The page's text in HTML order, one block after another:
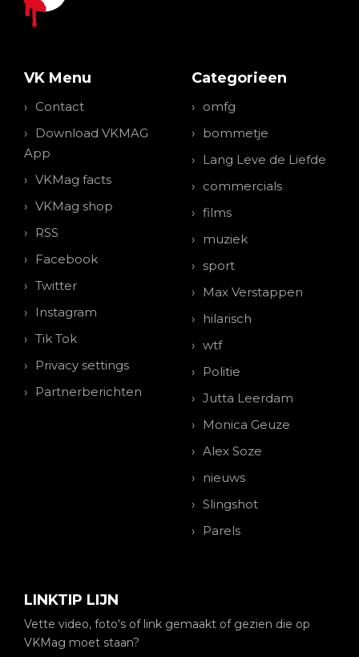
VK Menu
Contact
Download VKMAG
App
VKMag facts
VKMag shop
RSS
Facebook
Twitter
Instagram
Tik Tok
Privacy settings
Partnerberichten
Categorieen
omfg
bommetje
Lang Leve de Liefde
commercials
films
muziek
sport
Max Verstappen
hilarisch
wtf
Politie
Jutta Leerdam
Monica Geuze
Alex Soze
nieuws
Slingshot
Parels
LINKTIP LIJN
Vette video, foto's of link gemaakt of gezien die op
VKMag moet staan?